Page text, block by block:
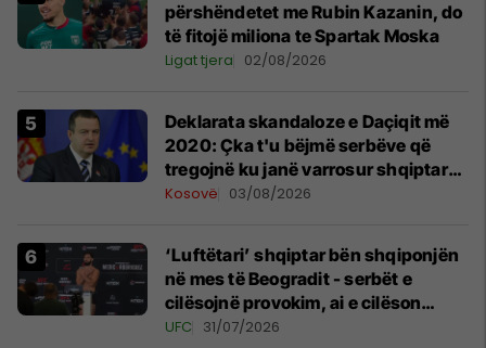
përshëndetet me Rubin Kazanin, do
të fitojë miliona te Spartak Moska
Ligat tjera 02/08/2026
​Deklarata skandaloze e Daçiqit më
2020: Çka t'u bëjmë serbëve që
tregojnë ku janë varrosur shqiptarët
në Serbi
Kosovë 03/08/2026
‘Luftëtari’ shqiptar bën shqiponjën
në mes të Beogradit - serbët e
cilësojnë provokim, ai e cilëson
simbol të identitetit
UFC 31/07/2026